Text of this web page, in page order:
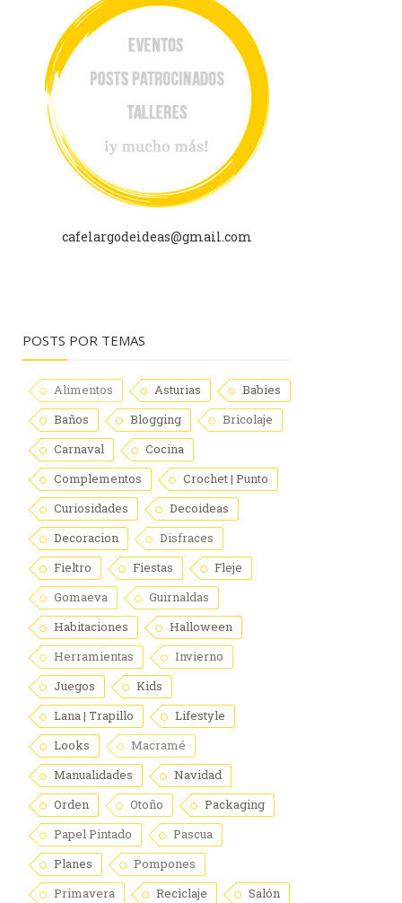
cafelargodeideas@gmail.com
POSTS POR TEMAS
Alimentos Asturias
Babies
Baños
Blogging
Bricolaje
Carnaval
Cocina
Complementos
Crochet | Punto
Curiosidades
Decoideas
Decoracion
Disfraces
Fieltro
Fiestas
Fleje
Gomaeva
Guirnaldas
Habitaciones
Halloween
Herramientas
Invierno
Juegos
Kids
Lana | Trapillo
Lifestyle
Looks
Macramé
Manualidades
Navidad
Orden
Otoño
Packaging
Papel Pintado
Pascua
Planes
Pompones
Primavera
Reciclaje
Salón